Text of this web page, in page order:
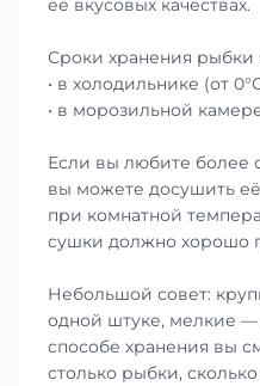
её вкусовых качествах.
Сроки хранения рыбки
• в холодильнике (от
• в морозильной
Если вы любите более
вы можете досушить
при комнатной
сушки должно хорошо
Небольшой совет:
одной штуке, мелкие
способе хранения вы
столько рыбки,